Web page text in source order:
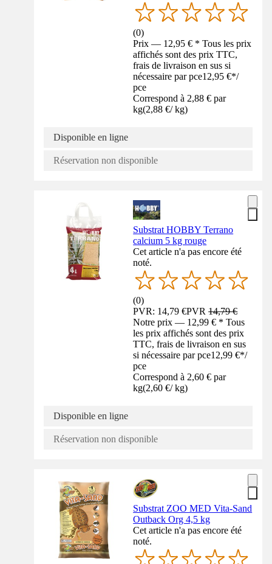
(0)
Prix — 12,95 € * Tous les prix
affichés sont des prix TTC,
frais de livraison en sus si
nécessaire par pce12,95 €*/
pce
Correspond à 2,88 € par
kg(2,88 €/ kg)
Disponible en ligne
Réservation non disponible
Substrat HOBBY Terrano
calcium 5 kg rouge
Cet article n'a pas encore été
noté.
(0)
PVR: 14,79 €PVR14,79 €
Notre prix — 12,99 € * Tous
les prix affichés sont des prix
TTC, frais de livraison en sus
si nécessaire par pce12,99 €*/
pce
Correspond à 2,60 € par
kg(2,60 €/ kg)
Disponible en ligne
Réservation non disponible
Substrat ZOO MED Vita-Sand
Outback Org 4,5 kg
Cet article n'a pas encore été
noté.